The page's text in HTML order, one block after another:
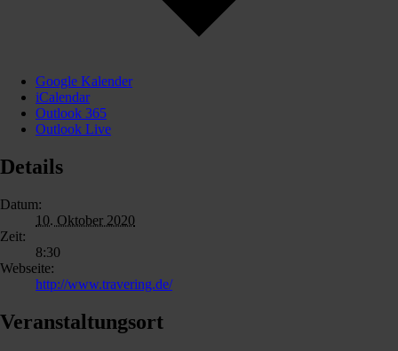
Google Kalender
iCalendar
Outlook 365
Outlook Live
Details
Datum:
10. Oktober 2020
Zeit:
8:30
Webseite:
http://www.travering.de/
Veranstaltungsort